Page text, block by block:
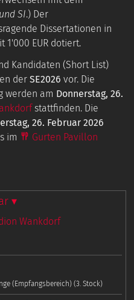
SI.) Der
Dissertationen in
1'000 EUR dotiert.
Kandidaten (Short List)
derSE2026 vor. Die
werden am Donnerstag, 26.
stattfinden. Die
26. Februar 2026
im
Gurten Pavillon
▾
Wankdorf
(Empfangsbereich) (3. Stock)